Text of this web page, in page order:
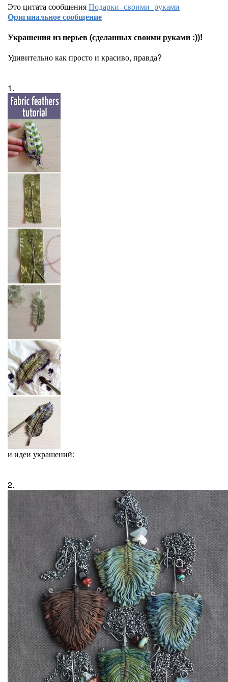
Это цитата сообщенияПодарки_своими_руками
Оригинальное сообщение
Украшения из перьев (сделанных своими руками :))!
Удивительно как просто и красиво, правда?
1.
и идеи украшений:
2.